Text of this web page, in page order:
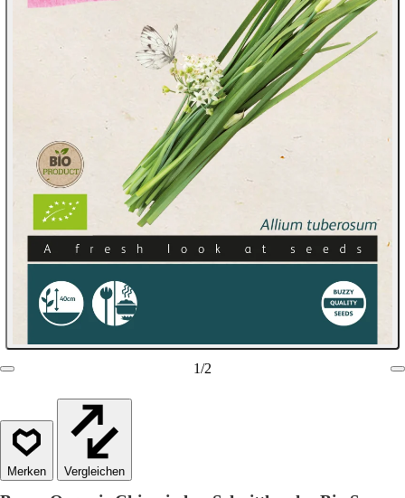
1/2
Vergleichen